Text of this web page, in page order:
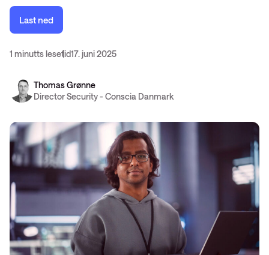
Last ned
1 minutts lesetid17. juni 2025
Thomas Grønne
Director Security - Conscia Danmark